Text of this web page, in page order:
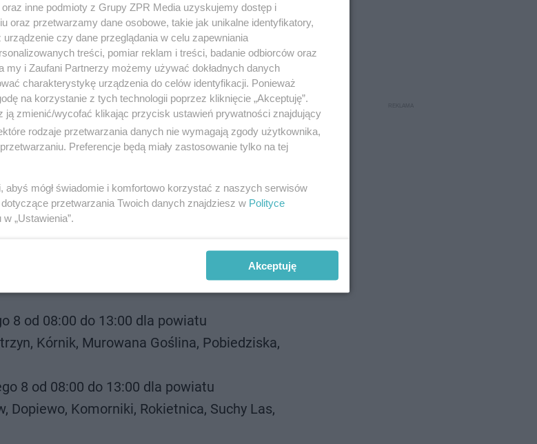
wojskowa. Oto one:
8 od 08:00 do 13:00 dla powiatu
Kórnik, Murowana Goślina, Pobiedziska,
8 od 08:00 do 13:00 dla powiatu
Dopiewo, Komorniki, Rokietnica, Suchy Las,
inne podmioty z Grupy ZPR Media uzyskujemy dostęp i
oraz przetwarzamy dane osobowe, takie jak unikalne identyfikatory,
czy dane przeglądania w celu zapewniania
treści, pomiar reklam i treści, badanie odbiorców oraz
my i Zaufani Partnerzy możemy używać dokładnych danych
charakterystykę urządzenia do celów identyfikacji. Ponieważ
na korzystanie z tych technologii poprzez kliknięcie „Akceptuję”.
ją zmienić/wycofać klikając przycisk ustawień prywatności znajdujący
rodzaje przetwarzania danych nie wymagają zgody użytkownika,
Preferencje będą miały zastosowanie tylko na tej
abyś mógł świadomie i komfortowo korzystać z naszych serwisów
przetwarzania Twoich danych znajdziesz w Polityce
„Ustawienia”.
Akceptuję